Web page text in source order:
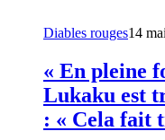
Diables rouges14
« En pleine
Lukaku est
: « Cela fait